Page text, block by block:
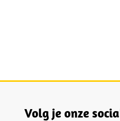
Volg je onze